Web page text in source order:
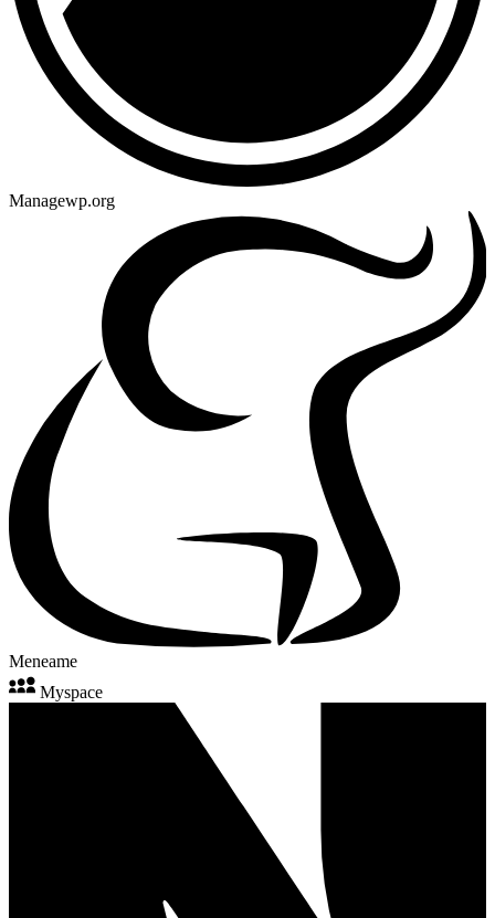
Managewp.org
Meneame
Myspace